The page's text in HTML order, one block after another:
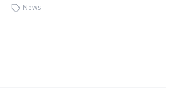
News